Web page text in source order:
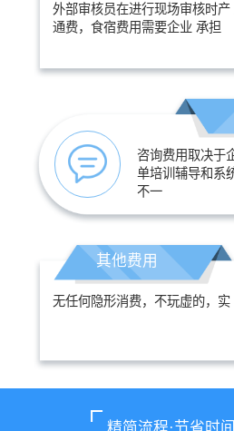
外部审核员在进行现场审核时产
通费，食宿费用需要企业 承担
咨询费用取决于
单培训辅导和系
不一
其他费用
无任何隐形消费，不玩虚的，实